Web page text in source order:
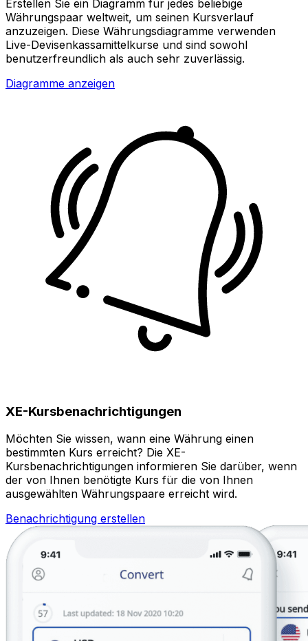
Erstellen Sie ein Diagramm für jedes beliebige
Währungspaar weltweit, um seinen Kursverlauf
anzuzeigen. Diese Währungsdiagramme verwenden
Live-Devisenkassamittelkurse und sind sowohl
benutzerfreundlich als auch sehr zuverlässig.
Diagramme anzeigen
XE-Kursbenachrichtigungen
Möchten Sie wissen, wann eine Währung einen
bestimmten Kurs erreicht? Die XE-
Kursbenachrichtigungen informieren Sie darüber, wenn
der von Ihnen benötigte Kurs für die von Ihnen
ausgewählten Währungspaare erreicht wird.
Benachrichtigung erstellen